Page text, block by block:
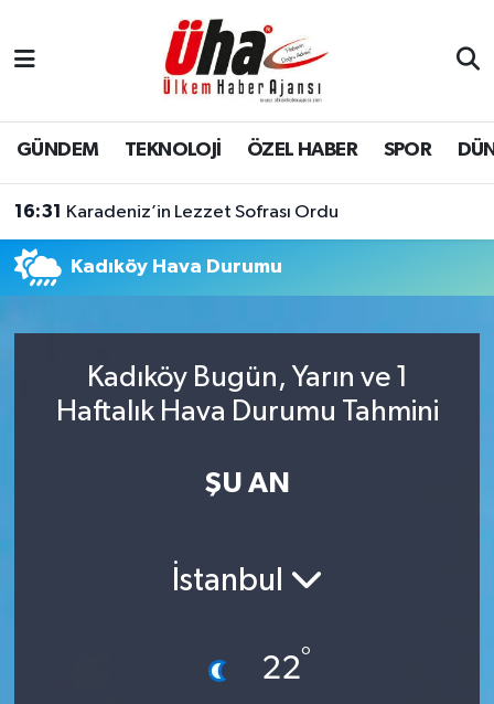
GÜNDEM TEKNOLOJİ ÖZEL HABER SPOR
16:31 Karadeniz’in Lezzet Sofrası Ordu
Kadıköy Hava Durumu
Kadıköy Bugün, Yarın ve 1
Haftalık Hava Durumu Tahmini
ŞU AN
İstanbul
22°
İstanbul Nöbetçi Eczaneler
İstanbul Hava Durumu
Tüm Manşetler
Son Dakika Haberleri